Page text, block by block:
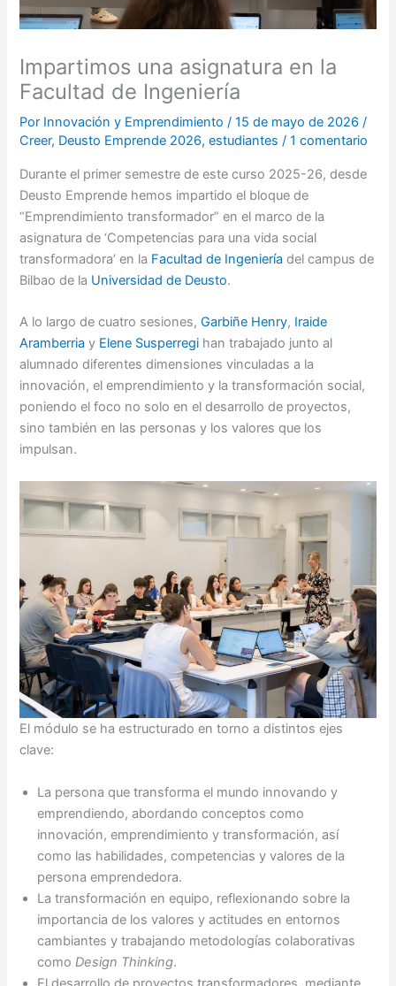
Impartimos una asignatura en la
Facultad de Ingeniería
Por Innovación y Emprendimiento/15 de mayo de 2026/
Creer, Deusto Emprende 2026,estudiantes /1 comentario
Durante el primer semestre de este curso 2025-26, desde
Deusto Emprende hemos impartido el bloque de
“Emprendimiento transformador” en el marco de la
asignatura de ‘Competencias para una vida social
transformadora’ en la Facultad de Ingeniería del campus de
Bilbao de la Universidad de Deusto.
A lo largo de cuatro sesiones,Garbiñe Henry, Iraide
Aramberria y Elene Susperregi han trabajado junto al
alumnado diferentes dimensiones vinculadas a la
innovación, el emprendimiento y la transformación social,
poniendo el foco no solo en el desarrollo de proyectos,
sino también en las personas y los valores que los
impulsan.
El módulo se ha estructurado en torno a distintos ejes
clave:
La persona que transforma el mundo innovando y
emprendiendo, abordando conceptos como
innovación, emprendimiento y transformación, así
como las habilidades, competencias y valores de la
persona emprendedora.
La transformación en equipo, reflexionando sobre la
importancia de los valores y actitudes en entornos
cambiantes y trabajando metodologías colaborativas
comoDesign Thinking.